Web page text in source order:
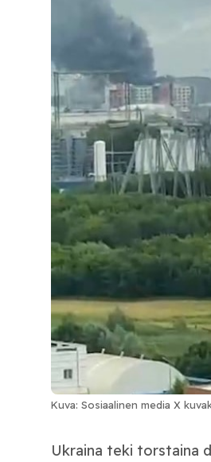
Kuva: Sosiaalinen media X
Ukraina teki torstaina